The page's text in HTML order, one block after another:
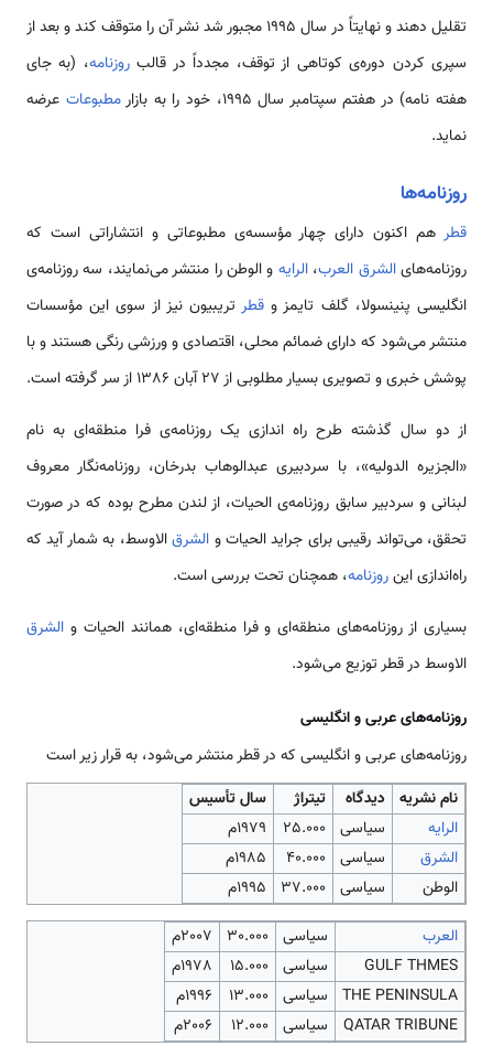
تقلیل دهند و نهایتاً در سال 1995 مجبور شد نشر آن را متوقف كند و بعد از
سپری کردن دوره‌ی کوتاهی از توقف، مجدداً در قالبروزنامه، (به جای
هفته نامه) در هفتم سپتامبر سال 1995، خود را به بازار
مطبوعات عرضه
نماید.
روزنامه‌ها
قطر هم اکنون دارای چهار مؤسسه‌ی مطبوعاتی و انتشاراتی است که
روزنامه‌هایالشرق العرب،الرایه و الوطن را منتشر می‌نمایند، سه روزنامه‌ی
انگلیسی پنینسولا، گلف تایمز و قطرتریبیون نیز از سوی این مؤسسات
منتشر می‌شود که دارای ضمائم محلی، اقتصادی و ورزشی رنگی هستند و با
پوشش خبری و تصویری بسیار مطلوبی از 27 آبان 1386 از سر گرفته است.
از دو سال گذشته طرح راه اندازی یک روزنامه‌ی فرا منطقه‌ای به نام
«الجزیره الدولیه»، با سردبیری عبدالوهاب بدرخان، روزنامه‌نگار معروف
لبنانی و سردبیر سابق روزنامه‌ی الحیات، از لندن مطرح بوده که در صورت
تحقق، می‌تواند رقیبی برای جراید الحیات و الشرقالاوسط، به شمار آید که
راه‌اندازی اینروزنامه، همچنان تحت بررسی است.
بسیاری از روزنامه‌های منطقه‌ای و فرا منطقه‌ای، همانند الحیات و الشرق
الاوسط در قطر توزیع می‌شود.
روزنامه‌های عربی و انگلیسی
روزنامه‌های عربی و انگلیسی كه در قطر منتشر می‌شود، به قرار زیر است
نام نشریه
دیدگاه تیتراژ
سال تأسیس
الرایه
سیاسی 25.000
1979م
الشرق
سیاسی 40.000
1985م
الوطن
سیاسی 37.000
1995م
العرب
سیاسی 30.000
2007م
GULF THMES
سیاسی 15.000
1978م
THE PENINSULA
سیاسی 13.000
1996م
QATAR TRIBUNE
سیاسی 12.000 2006م